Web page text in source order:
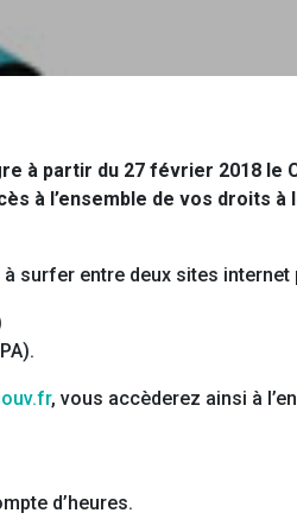
à partir du 27 février 2018 le
à l’ensemble de vos droits
à surfer entre deux sites
, vous accèderez ainsi à
d’heures.